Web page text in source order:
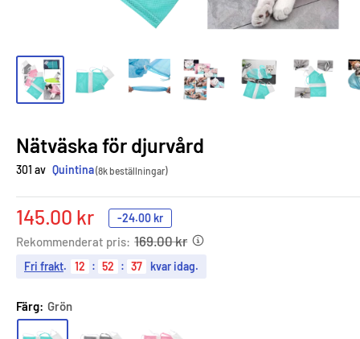
Nätväska för djurvård
301 av Quintina(8k beställningar)
Sale
price
145.00 kr -24.00 kr
Rekommenderat pris: 169.00 kr
Fri frakt. 12 : 52 : 36 kvar idag.
Färg: Grön